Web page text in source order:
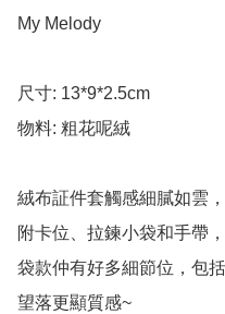
My Melody
尺寸: 13*9*2.5cm
物料: 粗花呢絨
絨布証件套觸感細膩如雲
附卡位、拉鍊小袋和手帶
袋款仲有好多細節位，包
望落更顯質感~